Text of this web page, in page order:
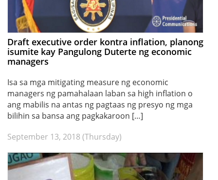
Draft executive order kontra inflation, planong
isumite kay Pangulong Duterte ng economic
managers
Isa sa mga mitigating measure ng economic
managers ng pamahalaan laban sa high inflation o
ang mabilis na antas ng pagtaas ng presyo ng mga
bilihin sa bansa ang pagkakaroon […]
September 13, 2018 (Thursday)